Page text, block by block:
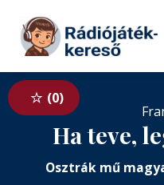
Tovább a tartalomhoz
0
Ha teve,
Osztrák mű